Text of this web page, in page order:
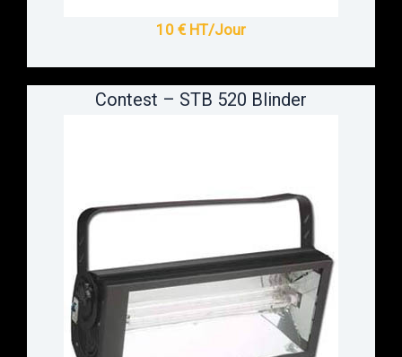
10 € HT/Jour
Contest – STB 520 Blinder